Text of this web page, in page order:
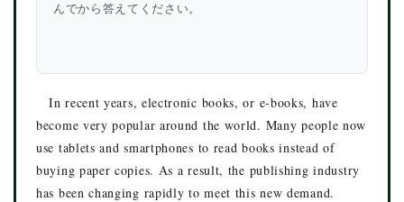
んでから答えてください。
In recent years, electronic books, or e-books, have
become very popular around the world. Many people now
use tablets and smartphones to read books instead of
buying paper copies. As a result, the publishing industry
has been changing rapidly to meet this new demand.